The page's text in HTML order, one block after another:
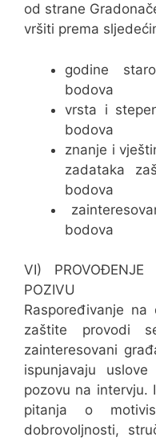
od strane
vršiti prema
godine
bodova
vrsta i
bodova
znanje i
zadataka
bodova
bodova
VI)
POZIVU
Raspoređivanje na
zaštite provodi
zainteresovani
ispunjavaju
pozovu na intervju.
pitanja o
dobrovoljnosti,